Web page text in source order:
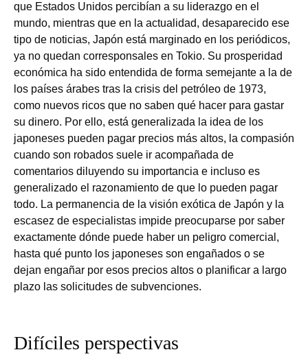
que Estados Unidos percibían a su liderazgo en el
mundo, mientras que en la actualidad, desaparecido ese
tipo de noticias, Japón está marginado en los periódicos,
ya no quedan corresponsales en Tokio. Su prosperidad
económica ha sido entendida de forma semejante a la de
los países árabes tras la crisis del petróleo de 1973,
como nuevos ricos que no saben qué hacer para gastar
su dinero. Por ello, está generalizada la idea de los
japoneses pueden pagar precios más altos, la compasión
cuando son robados suele ir acompañada de
comentarios diluyendo su importancia e incluso es
generalizado el razonamiento de que lo pueden pagar
todo. La permanencia de la visión exótica de Japón y la
escasez de especialistas impide preocuparse por saber
exactamente dónde puede haber un peligro comercial,
hasta qué punto los japoneses son engañados o se
dejan engañar por esos precios altos o planificar a largo
plazo las solicitudes de subvenciones.
Difíciles perspectivas